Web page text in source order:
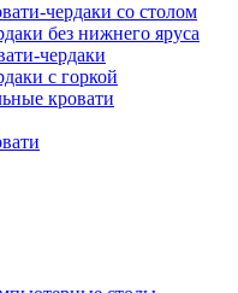
чердаки со столом
без нижнего яруса
чердаки
с горкой
кровати